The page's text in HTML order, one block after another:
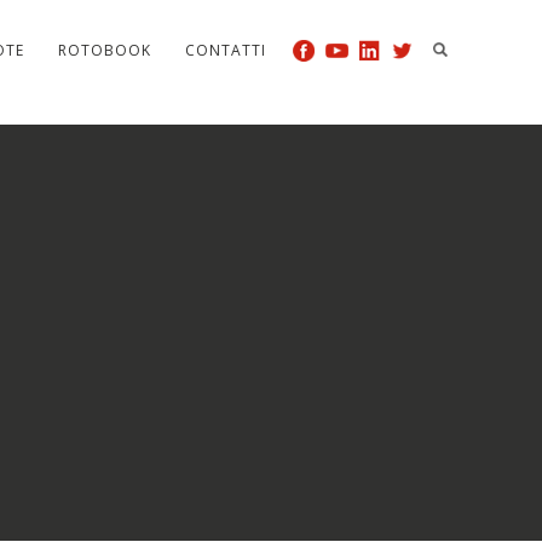
ROTOBOOK CONTATTI